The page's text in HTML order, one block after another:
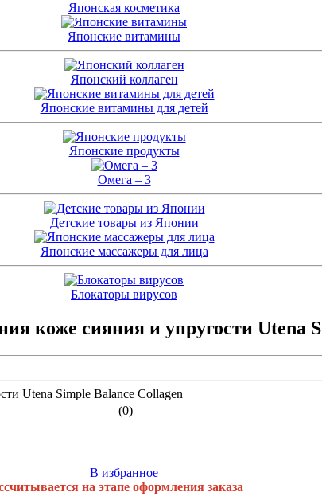
Японская косметика
Японские витамины
Японский коллаген
Японские витамины для детей
Японские продукты
Омега – 3
Детские товары из Японии
Японские массажеры для лица
Блокаторы вирусов
коже сияния и упругости Utena
(0)
В избранное
на этапе оформления заказа